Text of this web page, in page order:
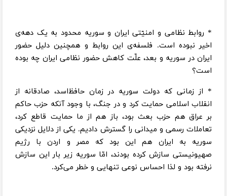
* روابط نظامی و امنیّتی ایران و سوریه محدود به یک دهه‌ی
اخیر نبوده است. فلسفه‌ی این روابط و همچنین دلیل حضور
ایران در سوریه و بعد، علّت کاهش حضور نظامی ایران چه بوده
است؟
* از زمانی که دولت سوریه در زمان حافظ‌اسد، صادقانه از
انقلاب اسلامی حمایت کرد و در جنگ، با وجود آنکه حزب حاکم
بر عراق هم حزب بعث بود، باز هم از ما حمایت قاطع کرد،
تعاملات رسمی و میدانی را گسترش دادیم. یکی از دلایل نزدیکی
سوریه به ایران هم این بود که مصر و اردن با رژیم
صهیونیستی سازش کرده بودند، امّا سوریه زیر بار این سازش
نرفته بود و لذا احساس نوعی تنهایی و خطر می‌کرد.